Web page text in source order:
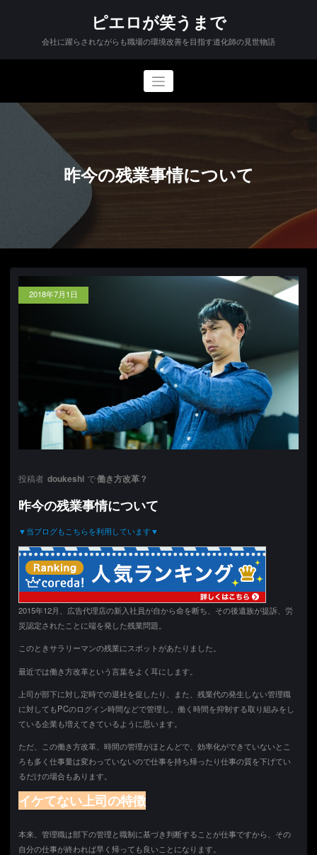
ス
ピエロが笑うまで
会社に躍らされながらも職場の環境改善を目指す道化師の見世物語
昨今の残業事情について
2018年7月1日
投稿者 doukeshi で働き方改革？
昨今の残業事情について
▼当ブログもこちらを利用しています▼
2015年12月、広告代理店の新入社員が自から命を断ち、その後遺族が提訴、労
災認定されたことに端を発した残業問題。
このときサラリーマンの残業にスポットがあたりました。
最近では働き方改革という言葉をよく耳にします。
上司が部下に対し定時での退社を促したり、また、残業代の発生しない管理職
に対してもPCのログイン時間などで管理し、働く時間を抑制する取り組みをし
ている企業も増えてきているように思います。
ただ、この働き方改革、時間の管理がほとんどで、効率化ができていないとこ
ろも多く仕事量は変わっていないので仕事を持ち帰ったり仕事の質を下げてい
るだけの場合もあります。
イケてない上司の特徴
本来、管理職は部下の管理と職制に基づき判断することが仕事ですから、その
自分の仕事が終われば早く帰っても良いことになります。